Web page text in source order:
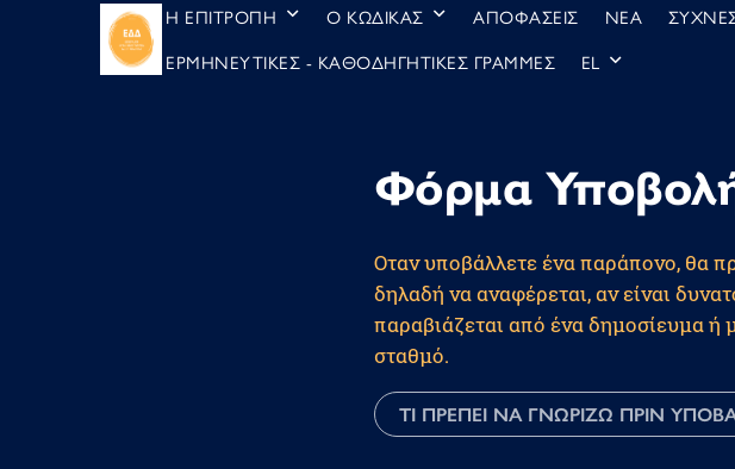
Η ΕΠΙΤΡΟΠΗ Ο ΚΩΔΙΚΑΣ ΑΠΟΦΑΣΕΙΣ ΝΕΑ
ΕΡΜΗΝΕΥΤΙΚΕΣ - ΚΑΘΟΔΗΓΗΤΙΚΕΣ ΓΡΑΜΜΕΣ
EL
Φόρμα
Οταν υποβάλλετε ένα παράπονο, θα
δηλαδή να αναφέρεται, αν είναι
παραβιάζεται από ένα δημοσίευμα ή
σταθμό.
ΤΙ ΠΡΕΠΕΙ ΝΑ ΓΝΩΡΙΖΩ ΠΡΙΝ